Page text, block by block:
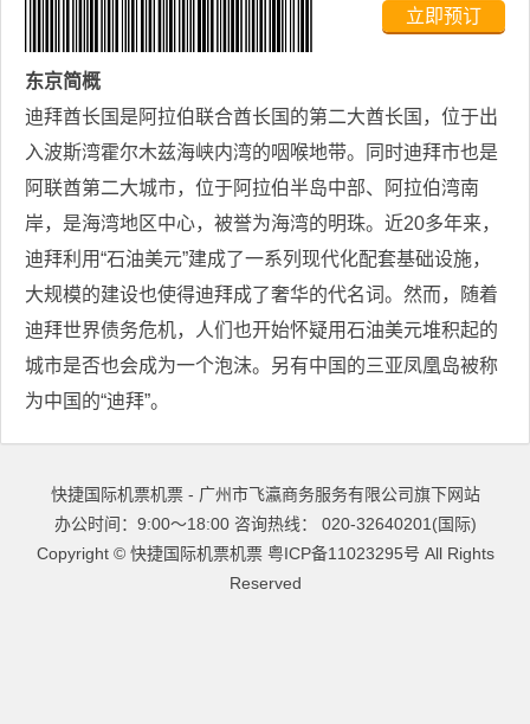
立即预订
东京简概
迪拜酋长国是阿拉伯联合酋长国的第二大酋长国，位于出
入波斯湾霍尔木兹海峡内湾的咽喉地带。同时迪拜市也是
阿联酋第二大城市，位于阿拉伯半岛中部、阿拉伯湾南
岸，是海湾地区中心，被誉为海湾的明珠。近20多年来，
迪拜利用“石油美元”建成了一系列现代化配套基础设施，
大规模的建设也使得迪拜成了奢华的代名词。然而，随着
迪拜世界债务危机，人们也开始怀疑用石油美元堆积起的
城市是否也会成为一个泡沫。另有中国的三亚凤凰岛被称
为中国的“迪拜”。
快捷国际机票机票 - 广州市飞瀛商务服务有限公司旗下网站
办公时间：9:00～18:00 咨询热线： 020-32640201(国际)
Copyright © 快捷国际机票机票 粤ICP备11023295号 All Rights
Reserved